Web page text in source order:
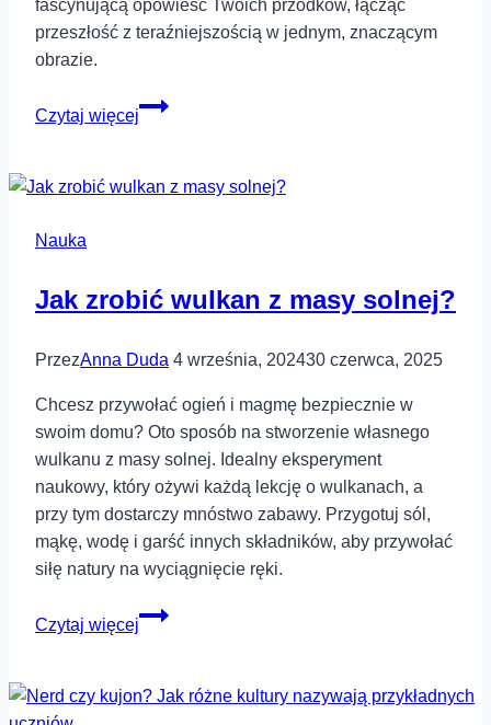
fascynującą opowieść Twoich przodków, łącząc
przeszłość z teraźniejszością w jednym, znaczącym
obrazie.
Czytaj więcej
Jak
genealogiczne?
Nauka
Jak zrobić wulkan z masy solnej?
PrzezAnna Duda 4 września, 202430 czerwca, 2025
Chcesz przywołać ogień i magmę bezpiecznie w
swoim domu? Oto sposób na stworzenie własnego
wulkanu z masy solnej. Idealny eksperyment
naukowy, który ożywi każdą lekcję o wulkanach, a
przy tym dostarczy mnóstwo zabawy. Przygotuj sól,
mąkę, wodę i garść innych składników, aby przywołać
siłę natury na wyciągnięcie ręki.
Czytaj więcej
Jak
z